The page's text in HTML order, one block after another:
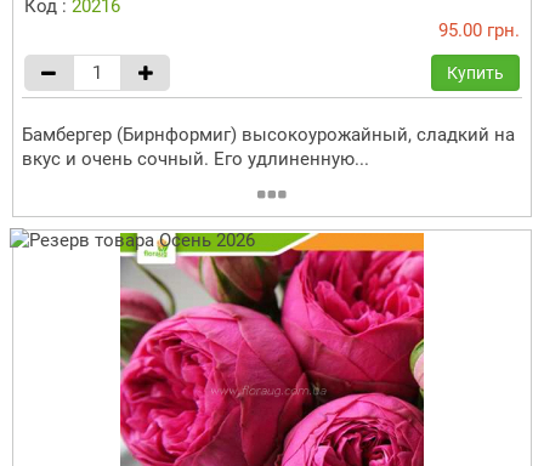
Код : 20216
95.00 грн.
Купить
Бамбергер (Бирнформиг) высокоурожайный, сладкий на
вкус и очень сочный. Его удлиненную...